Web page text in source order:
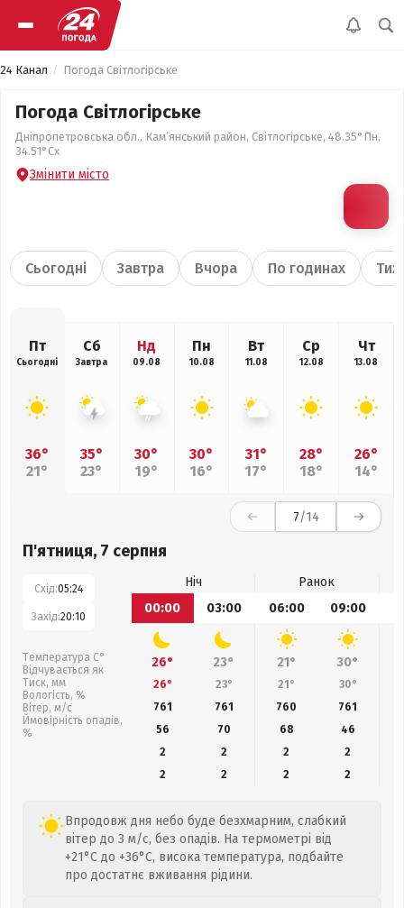
24 Канал Погода Світлогірське
Погода Світлогірське
Дніпропетровська обл., Кам’янський район, Світлогірське, 48.35°Пн,
34.51°Сх
Змінити місто
Сьогодні Завтра Вчора По годинах
Пт
Сьогодні
36°
21°
Сб
Завтра
35°
23°
Нд
09.08
30°
19°
Пн
10.08
30°
16°
Вт
11.08
31°
17°
Ср
12.08
28°
18°
Чт
13.08
26°
14°
7/14
П'ятниця, 7 серпня
Схід:05:24
Захід:20:10
Температура С°
Відчувається як
Тиск, мм
Вологість, %
Вітер, м/с
Ймовірність опадів,
%
Ніч
Ранок
00:00
03:00 06:00 09:00
26° 23° 21° 30°
26° 23° 21° 30°
761
761 760 761
56
70 68 46
2
2 2
2
2
2 2 2
Впродовж дня небо буде безхмарним, слабкий
вітер до 3 м/с, без опадів. На термометрі від
+21°C до +36°C, висока температура, подбайте
про достатнє вживання рідини.